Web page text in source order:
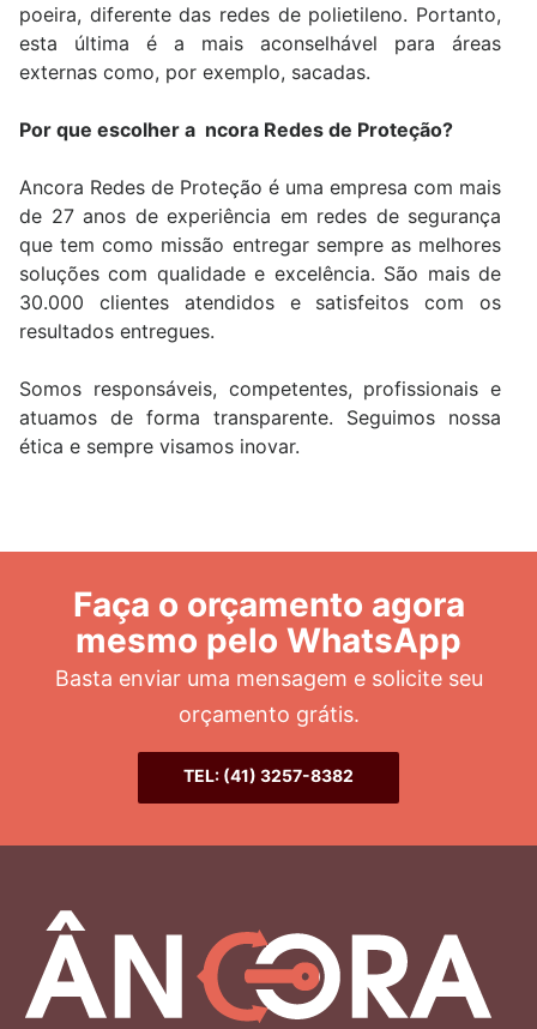
poeira, diferente das redes de polietileno. Portanto,
esta última é a mais aconselhável para áreas
externas como, por exemplo, sacadas.
Por que escolher a ncora Redes de Proteção?
Ancora Redes de Proteção é uma empresa com mais
de 27 anos de experiência em redes de segurança
que tem como missão entregar sempre as melhores
soluções com qualidade e excelência. São mais de
30.000 clientes atendidos e satisfeitos com os
resultados entregues.
Somos responsáveis, competentes, profissionais e
atuamos de forma transparente. Seguimos nossa
ética e sempre visamos inovar.
Faça o orçamento agora
mesmo pelo WhatsApp
Basta enviar uma mensagem e solicite seu
orçamento grátis.
TEL: (41) 3257-8382